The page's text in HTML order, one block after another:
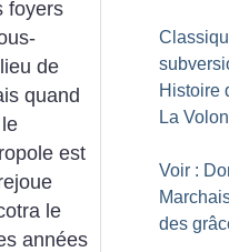
foyers
de
quand
est
le
années
Histoire
La
Voir :
des